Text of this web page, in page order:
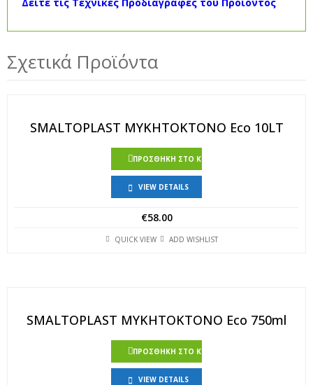
Σχετικά Προϊόντα
SMALTOPLAST ΜΥΚΗΤΟΚΤΟΝΟ Eco 10LT
ΠΡΟΣΘΉΚΗ ΣΤΟ ΚΑΛΆΘΙ
VIEW DETAILS
€58.00
QUICK VIEW ADD WISHLIST
SMALTOPLAST ΜΥΚΗΤΟΚΤΟΝΟ Eco 750ml
ΠΡΟΣΘΉΚΗ ΣΤΟ ΚΑΛΆΘΙ
VIEW DETAILS